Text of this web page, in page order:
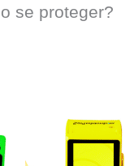
se proteger?